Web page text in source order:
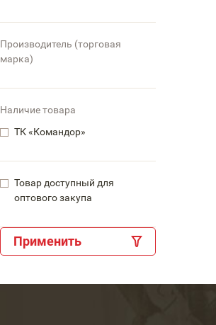
Производитель (торговая
марка)
Наличие товара
ТК «Командор»
Товар доступный для
оптового закупа
Применить